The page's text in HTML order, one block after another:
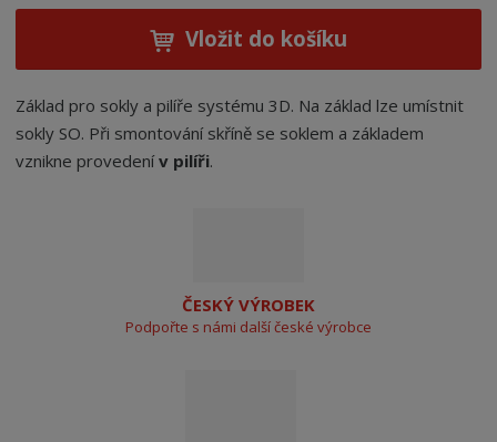
Vložit do košíku
Základ pro sokly a pilíře systému 3D. Na základ lze umístnit
sokly SO. Při smontování skříně se soklem a základem
vznikne provedenív pilíři.
ČESKÝ VÝROBEK
Podpořte s námi další české výrobce